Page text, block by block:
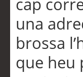
una
brossa
que heu